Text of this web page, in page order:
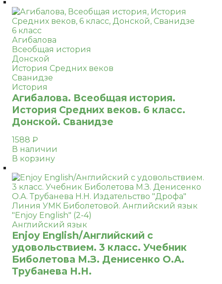
6 класс
Агибалова
Всеобщая история
Донской
История Средних веков
Сванидзе
История
Агибалова. Всеобщая история.
История Средних веков. 6 класс.
Донской. Сванидзе
1588 ₽
В наличии
В корзину
Английский язык
Enjoy English/Английский с
удовольствием. 3 класс. Учебник
Биболетова М.З. Денисенко О.А.
Трубанева Н.Н.